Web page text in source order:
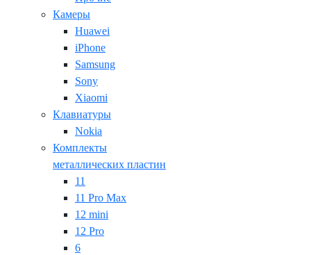
Камеры
Huawei
iPhone
Samsung
Sony
Xiaomi
Клавиатуры
Nokia
Комплекты
металлических пластин
11
11 Pro Max
12 mini
12 Pro
6